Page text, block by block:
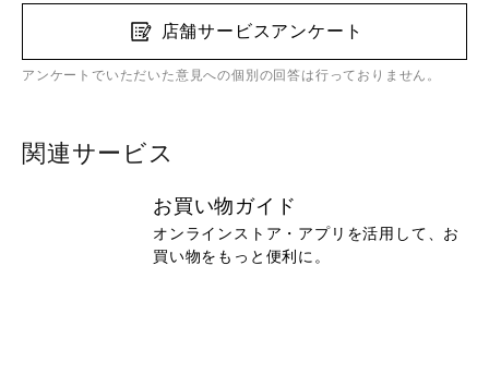
店舗サービスアンケート
アンケートでいただいた意見への個別の回答は行っておりません。
関連サービス
お買い物ガイド
オンラインストア・アプリを活用して、お
買い物をもっと便利に。